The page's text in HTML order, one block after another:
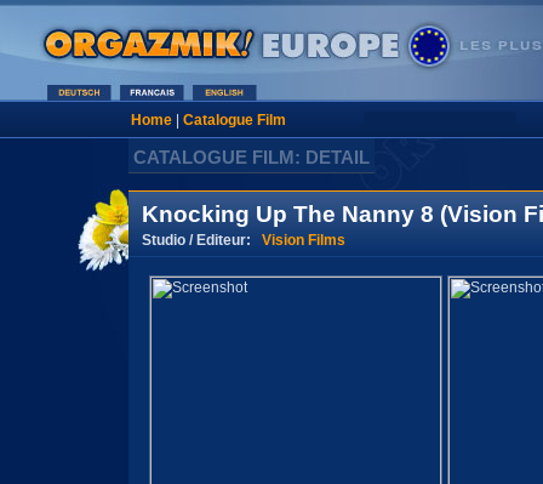
Home| Catalogue Film
CATALOGUE FILM: DETAIL
Knocking Up The Nanny 8 (Vision
Studio / Editeur: Vision Films